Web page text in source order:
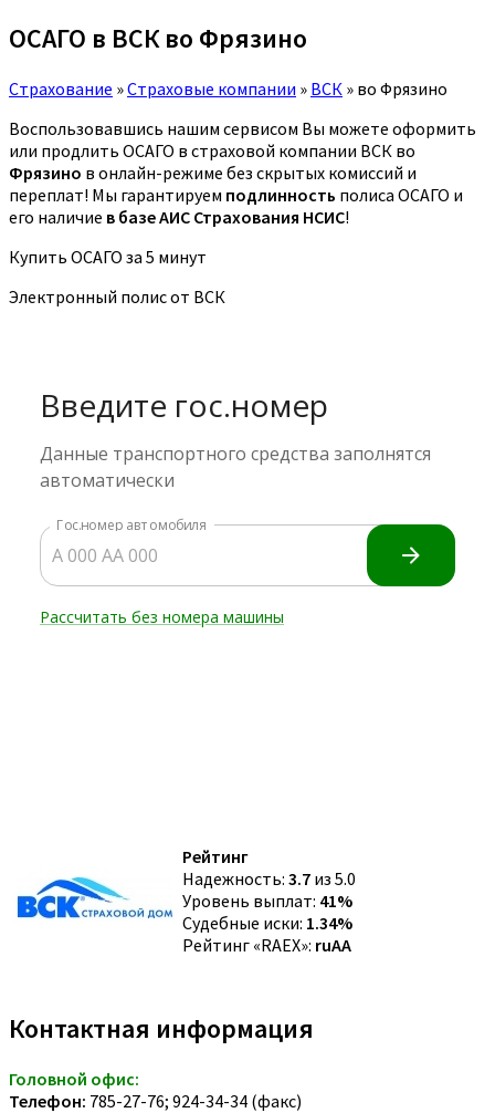
ОСАГО в ВСК во Фрязино
Страхование »Страховые компании » ВСК » во Фрязино
Воспользовавшись нашим сервисом Вы можете оформить
или продлить ОСАГО в страховой компании ВСК во
Фрязино в онлайн-режиме без скрытых комиссий и
переплат! Мы гарантируем подлинность полиса ОСАГО и
его наличие в базе АИС Страхования НСИС!
Купить ОСАГО за 5 минут
Электронный полис от ВСК
Рейтинг
Надежность: 3.7 из 5.0
Уровень выплат: 41%
Судебные иски: 1.34%
Рейтинг «RAEX»: ruAA
Контактная информация
Головной офис:
Телефон: 785-27-76; 924-34-34 (факс)